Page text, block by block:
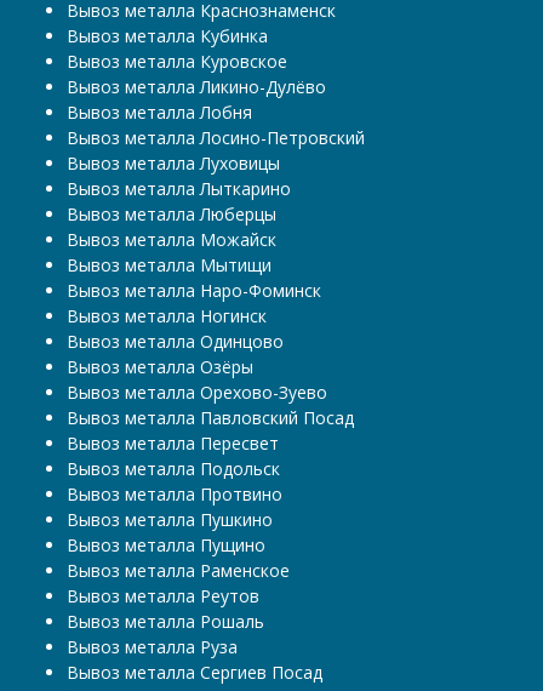
Вывоз металла Краснознаменск
Вывоз металла Кубинка
Вывоз металла Куровское
Вывоз металла Ликино-Дулёво
Вывоз металла Лобня
Вывоз металла Лосино-Петровский
Вывоз металла Луховицы
Вывоз металла Лыткарино
Вывоз металла Люберцы
Вывоз металла Можайск
Вывоз металла Мытищи
Вывоз металла Наро-Фоминск
Вывоз металла Ногинск
Вывоз металла Одинцово
Вывоз металла Озёры
Вывоз металла Орехово-Зуево
Вывоз металла Павловский Посад
Вывоз металла Пересвет
Вывоз металла Подольск
Вывоз металла Протвино
Вывоз металла Пушкино
Вывоз металла Пущино
Вывоз металла Раменское
Вывоз металла Реутов
Вывоз металла Рошаль
Вывоз металла Руза
Вывоз металла Сергиев Посад